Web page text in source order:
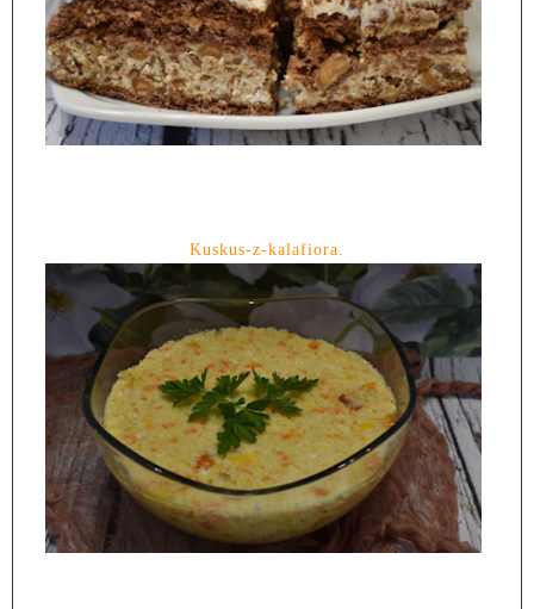
Kuskus-z-kalafiora.